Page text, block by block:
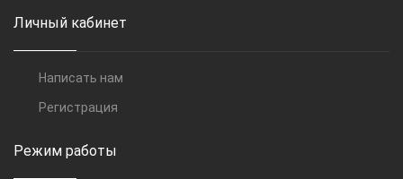
Личный кабинет
Написать нам
Регистрация
Режим работы